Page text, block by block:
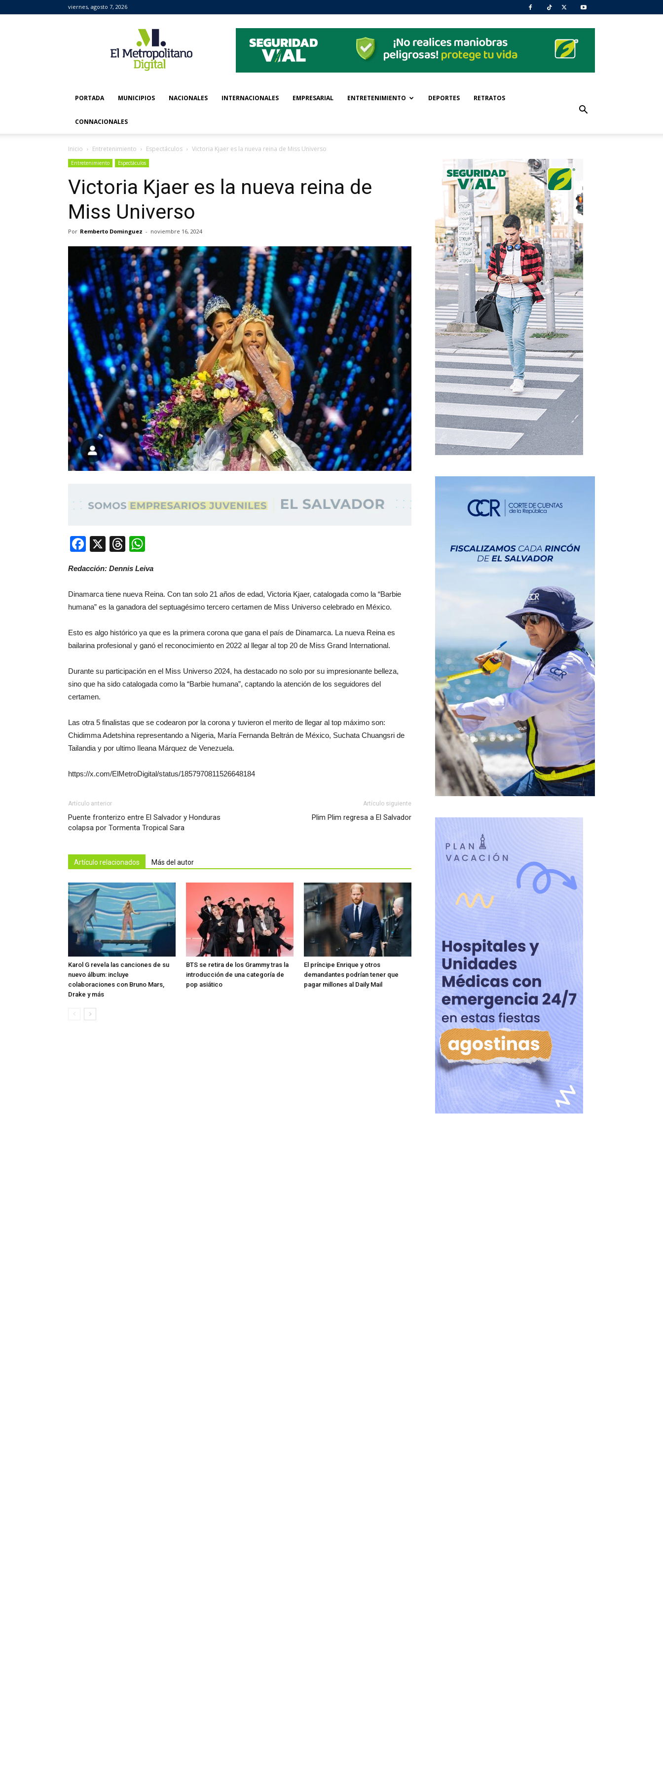
viernes, agosto 7, 2026
Metropolitano
Digital
PORTADA MUNICIPIOS NACIONALES INTERNACIONALES EMPRESARIAL ENTRETENIMIENTO DEPORTES RETRATOS
CONNACIONALES
Inicio Entretenimiento Espectáculos Victoria Kjaer es la nueva reina de Miss Universo
Entretenimiento Espectáculos
Victoria Kjaer es la nueva reina de
Miss Universo
Por Remberto Dominguez - noviembre 16, 2024
Facebook
X Threads
Redacción: Dennis Leiva
Dinamarca tiene nueva Reina. Con tan solo 21 años de edad, Victoria Kjaer, catalogada como la “Barbie
humana” es la ganadora del septuagésimo tercero certamen de Miss Universo celebrado en México.
Esto es algo histórico ya que es la primera corona que gana el país de Dinamarca. La nueva Reina es
bailarina profesional y ganó el reconocimiento en 2022 al llegar al top 20 de Miss Grand International.
Durante su participación en el Miss Universo 2024, ha destacado no solo por su impresionante belleza,
sino que ha sido catalogada como la “Barbie humana”, captando la atención de los seguidores del
certamen.
Las otra 5 finalistas que se codearon por la corona y tuvieron el merito de llegar al top máximo son:
Chidimma Adetshina representando a Nigeria, María Fernanda Beltrán de México, Suchata Chuangsri de
Tailandia y por ultimo Ileana Márquez de Venezuela.
https://x.com/ElMetroDigital/status/1857970811526648184
Artículo anterior
Puente fronterizo entre El Salvador y Honduras
colapsa por Tormenta Tropical Sara
Artículo siguiente
Plim Plim regresa a El Salvador
Artículo relacionados Más del autor
Karol G revela las canciones de su
nuevo álbum: incluye
colaboraciones con Bruno Mars,
Drake y más
BTS se retira de los Grammy tras la
introducción de una categoría de
pop asiático
El príncipe Enrique y otros
demandantes podrían tener que
pagar millones al Daily Mail